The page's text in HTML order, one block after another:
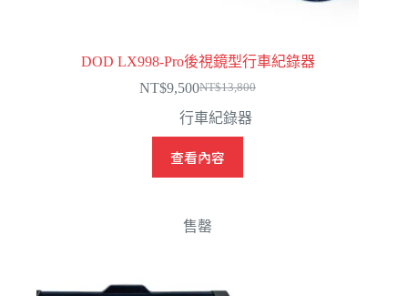
DOD LX998-Pro後視鏡型行車紀錄器
NT$13,800
始
格：
NT$9,500
前
格：
行車紀錄器
查看內容
售罄